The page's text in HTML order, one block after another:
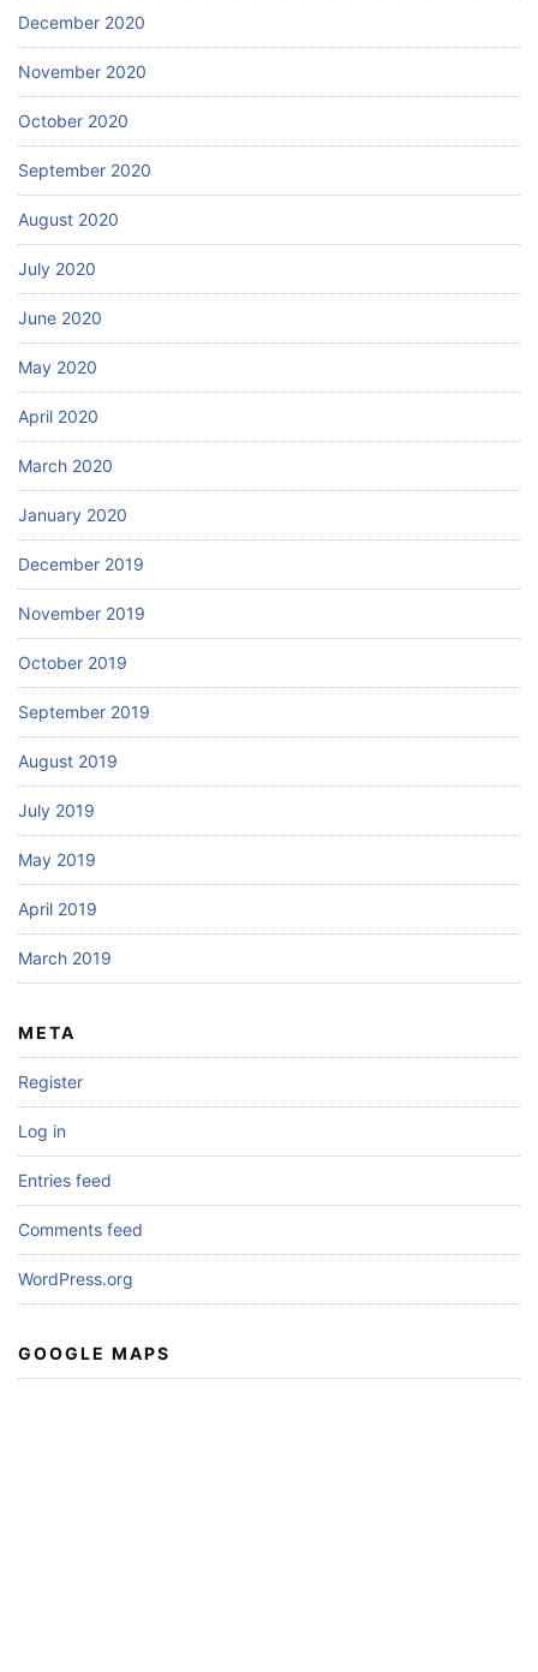
December 2020
November 2020
October 2020
September 2020
August 2020
July 2020
June 2020
May 2020
April 2020
March 2020
January 2020
December 2019
November 2019
October 2019
September 2019
August 2019
July 2019
May 2019
April 2019
March 2019
META
Register
Log in
Entries feed
Comments feed
WordPress.org
GOOGLE MAPS